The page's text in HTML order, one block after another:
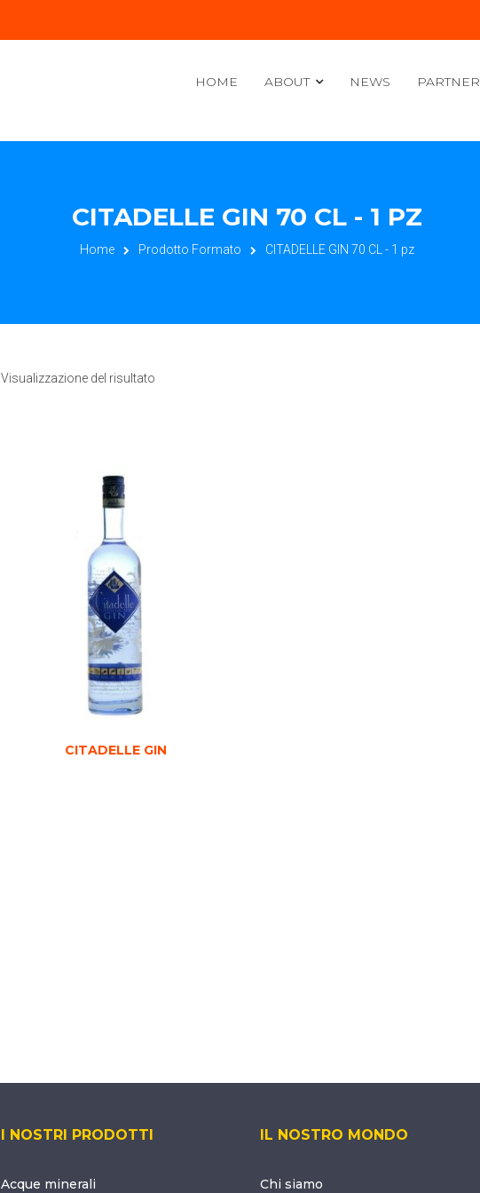
HOME ABOUT NEWS PARTNER
CITADELLE GIN 70 CL - 1 PZ
Home Prodotto Formato CITADELLE GIN 70 CL - 1 pz
Visualizzazione del risultato
CITADELLE GIN
I NOSTRI PRODOTTI
Acque minerali
IL NOSTRO MONDO
Chi siamo